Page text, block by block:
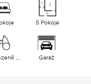
5 Pokoje
Garáž